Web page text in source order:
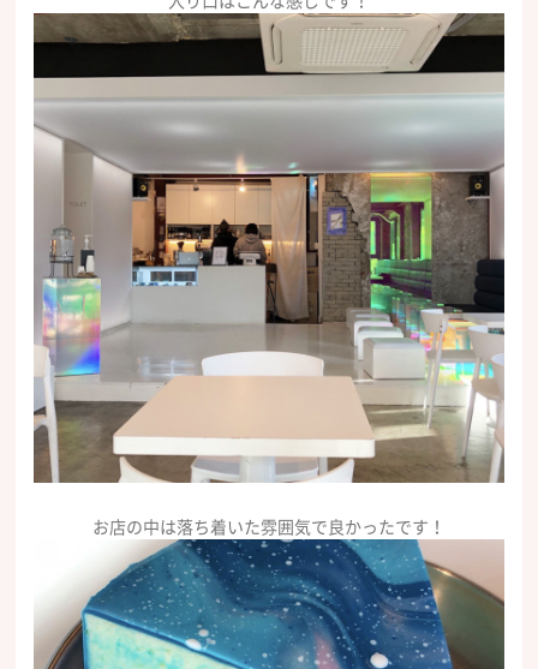
お店の中は落ち着いた雰囲気で良かったです！